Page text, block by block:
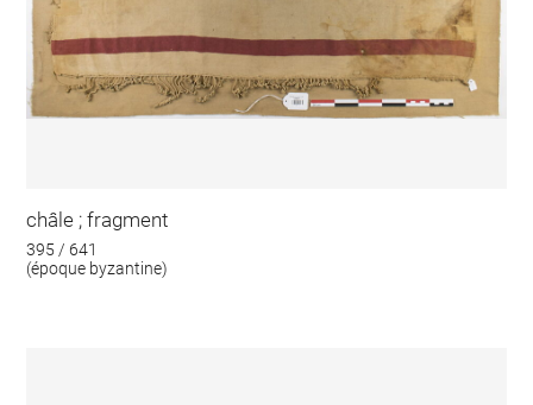
châle ; fragment
395 / 641
(époque byzantine)